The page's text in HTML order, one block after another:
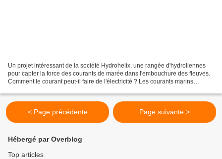
Un projet intéressant de la société Hydrohelix, une rangée d'hydroliennes
pour capter la force des courants de marée dans l'embouchure des fleuves.
Comment le courant peut-il faire de l'électricité ? Les courants marins
< Page précédente Page suivante >
Hébergé par Overblog
Top articles